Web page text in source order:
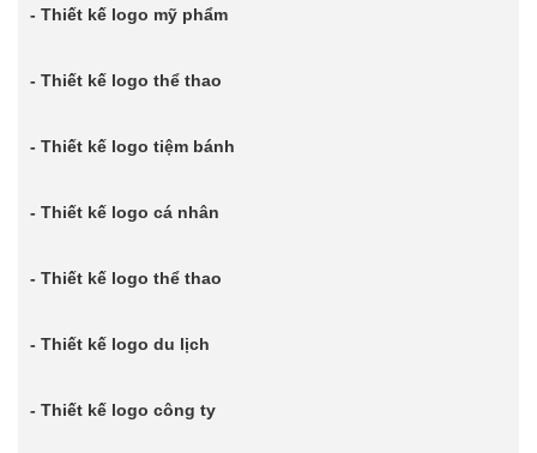
- Thiết kế logo mỹ phẩm
- Thiết kế logo thể thao
- Thiết kế logo tiệm bánh
- Thiết kế logo cá nhân
- Thiết kế logo thể thao
- Thiết kế logo du lịch
- Thiết kế logo công ty